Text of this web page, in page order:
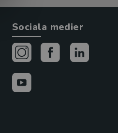
Sociala medier